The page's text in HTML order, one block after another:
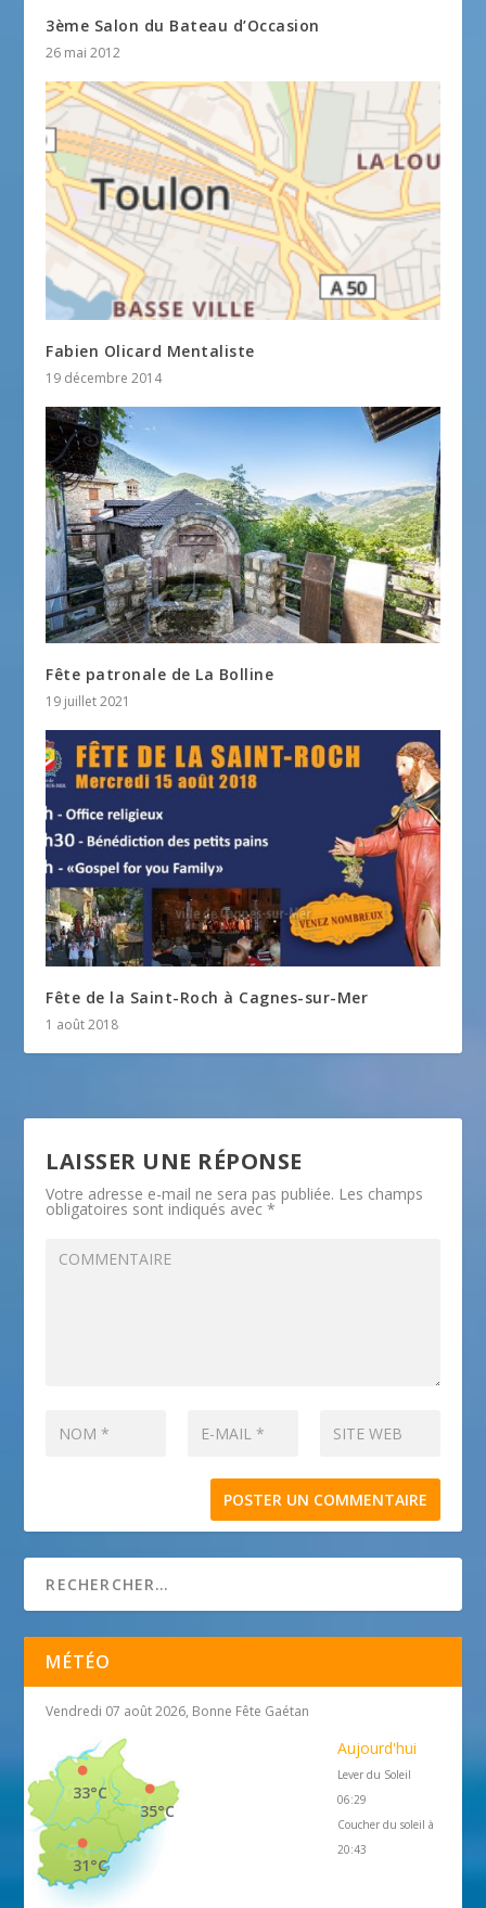
3ème Salon du Bateau d’Occasion
26 mai 2012
Fabien Olicard Mentaliste
19 décembre 2014
Fête patronale de La Bolline
19 juillet 2021
Fête de la Saint-Roch à Cagnes-sur-Mer
1 août 2018
LAISSER UNE RÉPONSE
Votre adresse e-mail ne sera pas publiée. Les champs
obligatoires sont indiqués avec*
MÉTÉO
Vendredi 07 août 2026, Bonne Fête Gaétan
35°C
33°C
31°C
Aujourd'hui
Lever du Soleil
06:29
Coucher du soleil à
20:43